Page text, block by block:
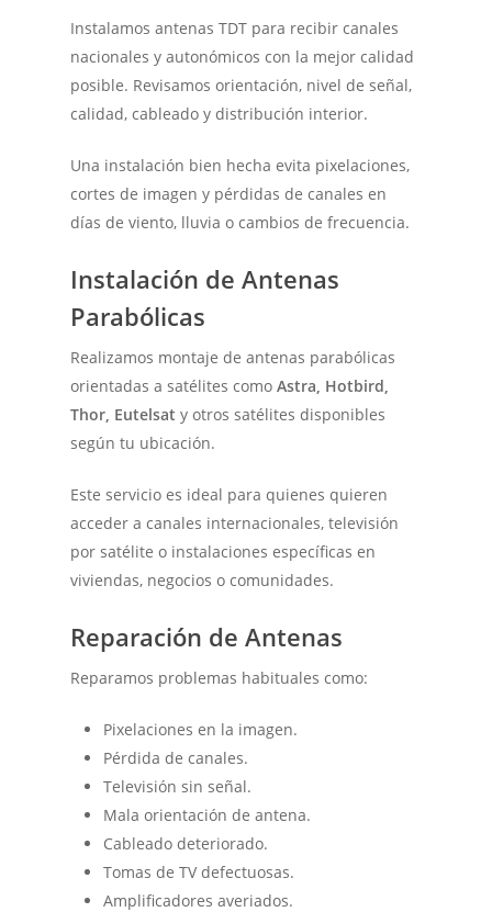
Instalamos antenas TDT para recibir canales
nacionales y autonómicos con la mejor calidad
posible. Revisamos orientación, nivel de señal,
calidad, cableado y distribución interior.
Una instalación bien hecha evita pixelaciones,
cortes de imagen y pérdidas de canales en
días de viento, lluvia o cambios de frecuencia.
Instalación de Antenas
Parabólicas
Realizamos montaje de antenas parabólicas
orientadas a satélites comoAstra, Hotbird,
Thor, Eutelsat y otros satélites disponibles
según tu ubicación.
Este servicio es ideal para quienes quieren
acceder a canales internacionales, televisión
por satélite o instalaciones específicas en
viviendas, negocios o comunidades.
Reparación de Antenas
Reparamos problemas habituales como:
Pixelaciones en la imagen.
Pérdida de canales.
Televisión sin señal.
Mala orientación de antena.
Cableado deteriorado.
Tomas de TV defectuosas.
Amplificadores averiados.